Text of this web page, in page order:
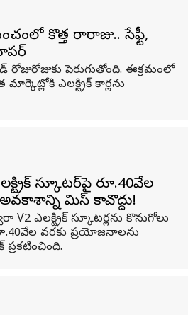
కొత్త రారాజు.. సేఫ్టీ,
పెరుగుతోంది. ఈక్రమంలో
ఎలక్ట్రిక్ కార్లను
స్కూటర్‌పై రూ.40వేల
మిస్ కావొద్దు!
ఎలక్ట్రిక్ స్కూటర్లను కొనుగోలు
వరకు ప్రయోజనాలను
ప్రకటించింది.